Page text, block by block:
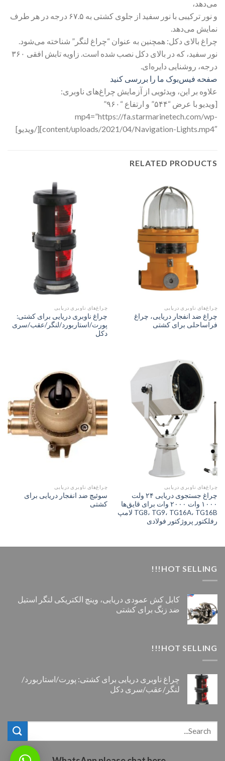
می‌دهد،
و نور ترکیبی با نور سفید از جلوی کشتی به ۶۷.۵ درجه در هر طرف
نمایش می‌دهد.
چراغ بالای دکل: همچنین به عنوان “چراغ لنگر” شناخته می‌شود.
نور سفید، که در بالای دکل نصب شده است. زاویه تابش افقی ۳۶۰
درجه، روشنایی دایره‌ای.
صفحه فیس‌بوک ما را بررسی کنید
علاوه بر این، ویدئویی از آزمایش چراغ‌های ناوبری:
[ویدیو با عرض “۵۴۴” و ارتفاع “۹۶۰”
mp4=”https://fa.starmarinetech.com/wp-
content/uploads/2021/04/Navigation-Lights.mp4″][/ویدیو]
RELATED PRODUCTS
چراغ‌های ناوبری دریایی
چراغ ضد انفجار دریایی، چراغ
فراساحلی برای کشتی
چراغ‌های ناوبری دریایی
چراغ ناوبری دریایی برای کشتی:
پورت/استاربورد/لنگر/عقب/سری
دکل
چراغ‌های ناوبری دریایی
چراغ جستجوی دریایی ۲۴ ولت
۱۰۰۰ وات ۲۰۰۰ وات برای قایق‌ها
TG8، TG9، TG16A، TG16B لامپ
رفلکتور پروژکتور فولادی
چراغ‌های ناوبری دریایی
سوئیچ ضد انفجار دریایی برای
کشتی
HOT SELLING!!!
کابل کش عمودی دریایی، وینچ الکتریکی لنگر استیل
ضد زنگ برای کشتی
HOT SELLING!!!
چراغ ناوبری دریایی برای کشتی: پورت/استاربورد/
لنگر/عقب/سری دکل